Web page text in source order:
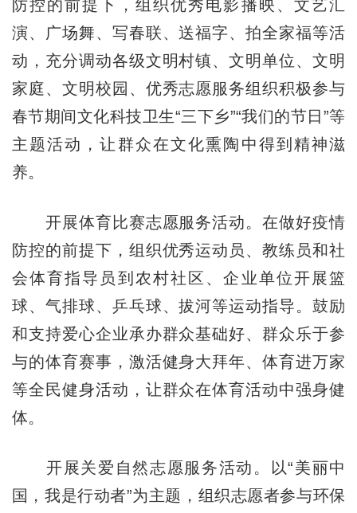
防控的前提下，组织优秀电影播映、文艺汇
演、广场舞、写春联、送福字、拍全家福等活
动，充分调动各级文明村镇、文明单位、文明
家庭、文明校园、优秀志愿服务组织积极参与
春节期间文化科技卫生“三下乡”“我们的节日”等
主题活动，让群众在文化熏陶中得到精神滋
养。
开展体育比赛志愿服务活动。在做好疫情
防控的前提下，组织优秀运动员、教练员和社
会体育指导员到农村社区、企业单位开展篮
球、气排球、乒乓球、拔河等运动指导。鼓励
和支持爱心企业承办群众基础好、群众乐于参
与的体育赛事，激活健身大拜年、体育进万家
等全民健身活动，让群众在体育活动中强身健
体。
开展关爱自然志愿服务活动。以“美丽中
国，我是行动者”为主题，组织志愿者参与环保